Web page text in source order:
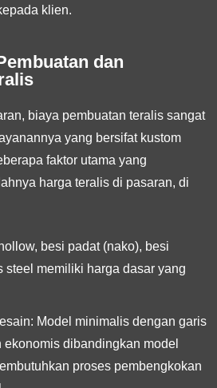
klien.
dan
biaya pembuatan teralis sangat
yang bersifat kustom
faktor utama yang
harga teralis di pasaran, di
besi padat (nako), besi
steel memiliki harga dasar yang
Model minimalis dengan garis
ekonomis dibandingkan model
proses pembengkokan